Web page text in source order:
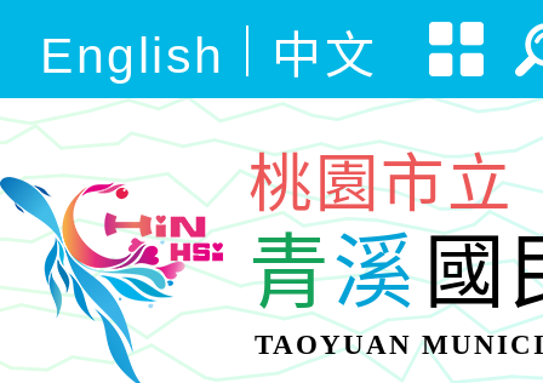
English 中文
桃園市立
青溪國
TAOYUAN